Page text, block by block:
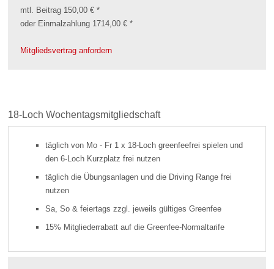
mtl. Beitrag 150,00 € *
oder Einmalzahlung 1714,00 € *
Mitgliedsvertrag anfordern
18-Loch Wochentagsmitgliedschaft
täglich von Mo - Fr 1 x 18-Loch greenfeefrei spielen und
den 6-Loch Kurzplatz frei nutzen
täglich die Übungsanlagen und die Driving Range frei
nutzen
Sa, So & feiertags zzgl. jeweils gültiges Greenfee
15% Mitgliederrabatt auf die Greenfee-Normaltarife